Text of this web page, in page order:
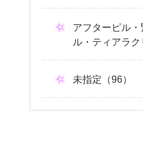
アフターピル
ル・ティアラク
未指定（96）